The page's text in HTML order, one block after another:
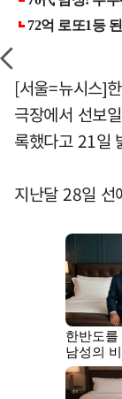
[서울=뉴시스]
극장에서 선보
록했다고 21일
지난달 28일 선